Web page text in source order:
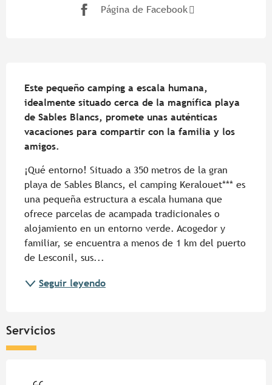
Página de Facebook
Este pequeño camping a escala humana,
idealmente situado cerca de la magnífica playa
de Sables Blancs, promete unas auténticas
vacaciones para compartir con la familia y los
amigos.
¡Qué entorno! Situado a 350 metros de la gran
playa de Sables Blancs, el camping Keralouet*** es
una pequeña estructura a escala humana que
ofrece parcelas de acampada tradicionales o
alojamiento en un entorno verde. Acogedor y
familiar, se encuentra a menos de 1 km del puerto
de Lesconil, sus...
Seguir leyendo
Servicios